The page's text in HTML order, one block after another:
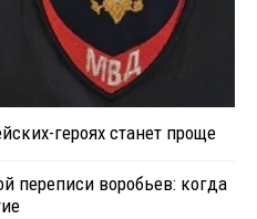
героях станет проще
переписи воробьев: когда